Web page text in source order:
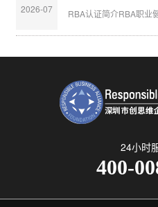
2026-07 RBA认证简介RBA职业
24小时
400-